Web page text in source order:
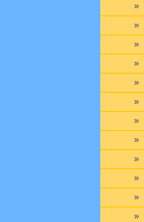
»
»
»
»
»
»
»
»
»
»
»
»